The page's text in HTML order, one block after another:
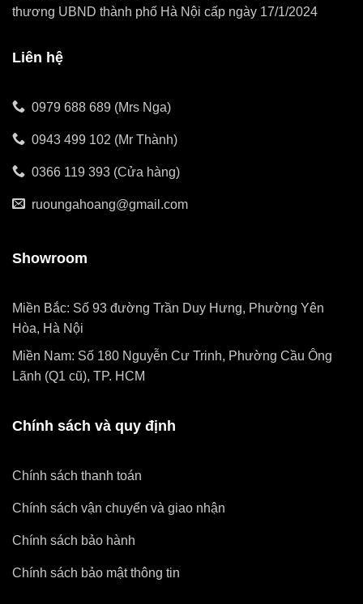
thương UBND thành phố Hà Nội cấp ngày 17/1/2024
Liên hệ
0979 688 689 (Mrs Nga)
0943 499 102 (Mr Thành)
0366 119 393 (Cửa hàng)
ruoungahoang@gmail.com
Showroom
Miền Bắc: Số 93 đường Trần Duy Hưng, Phường Yên
Hòa, Hà Nội
Miền Nam: Số 180 Nguyễn Cư Trinh, Phường Cầu Ông
Lãnh (Q1 cũ), TP. HCM
Chính sách và quy định
Chính sách thanh toán
Chính sách vận chuyển và giao nhận
Chính sách bảo hành
Chính sách bảo mật thông tin